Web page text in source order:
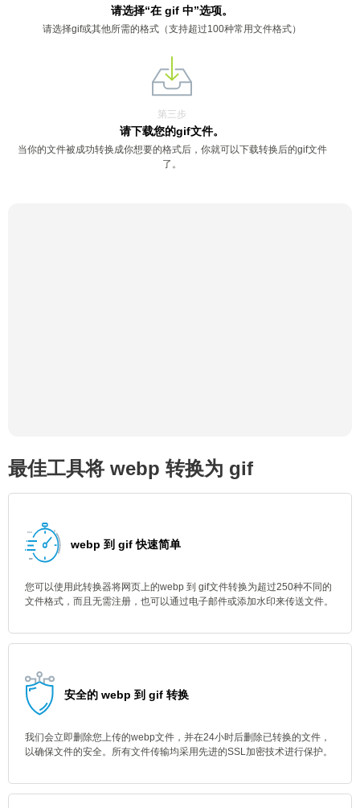
请选择“在 gif 中”选项。
请选择gif或其他所需的格式（支持超过100种常用文件格式）
第三步
请下载您的gif文件。
当你的文件被成功转换成你想要的格式后，你就可以下载转换后的gif文件
了。
最佳工具将 webp 转换为 gif
webp 到 gif 快速简单
您可以使用此转换器将网页上的webp 到 gif文件转换为超过250种不同的
文件格式，而且无需注册，也可以通过电子邮件或添加水印来传送文件。
安全的 webp 到 gif 转换
我们会立即删除您上传的webp文件，并在24小时后删除已转换的文件，
以确保文件的安全。所有文件传输均采用先进的SSL加密技术进行保护。